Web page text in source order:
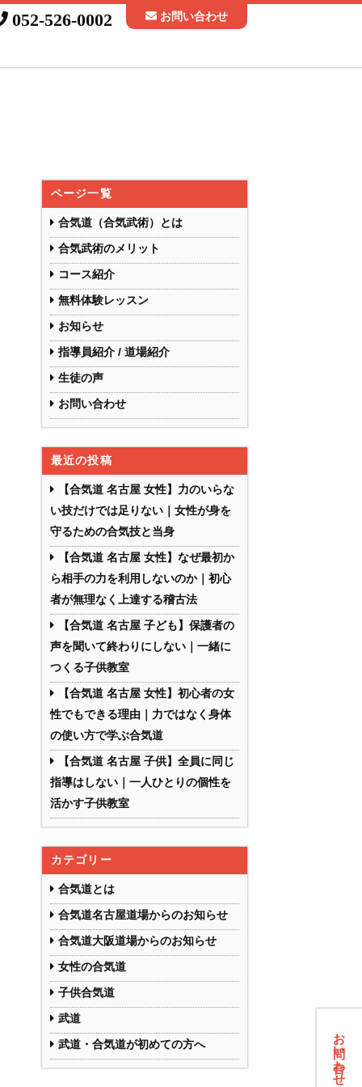
052-526-0002 お問い合わせ
ページ一覧
合気道（合気武術）とは
合気武術のメリット
コース紹介
無料体験レッスン
お知らせ
指導員紹介 / 道場紹介
生徒の声
お問い合わせ
最近の投稿
【合気道 名古屋 女性】力のいらな
い技だけでは足りない｜女性が身を
守るための合気技と当身
【合気道 名古屋 女性】なぜ最初か
ら相手の力を利用しないのか｜初心
者が無理なく上達する稽古法
【合気道 名古屋 子ども】保護者の
声を聞いて終わりにしない｜一緒に
つくる子供教室
【合気道 名古屋 女性】初心者の女
性でもできる理由｜力ではなく身体
の使い方で学ぶ合気道
【合気道 名古屋 子供】全員に同じ
指導はしない｜一人ひとりの個性を
活かす子供教室
カテゴリー
合気道とは
合気道名古屋道場からのお知らせ
合気道大阪道場からのお知らせ
女性の合気道
子供合気道
武道
武道・合気道が初めての方へ